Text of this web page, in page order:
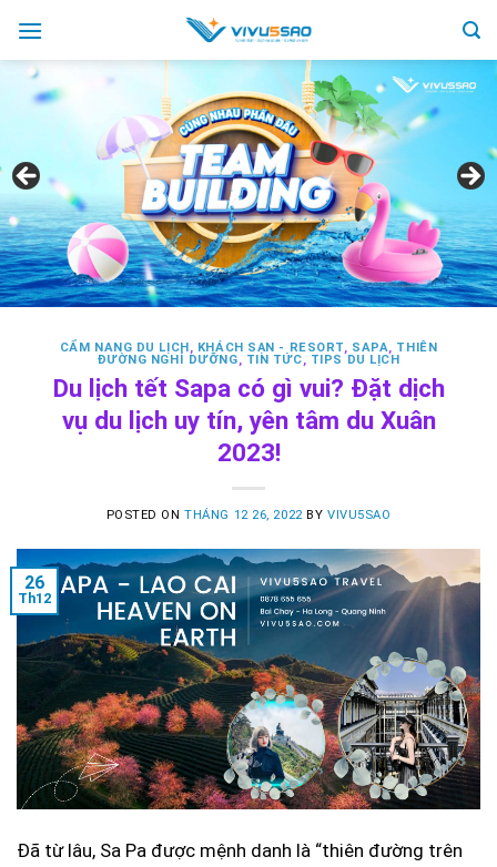
content
CẨM NANG DU LỊCH, KHÁCH SẠN - RESORT, SAPA, THIÊN
ĐƯỜNG NGHỈ DƯỠNG, TIN TỨC, TIPS DU LỊCH
Du lịch tết Sapa có gì vui? Đặt dịch
vụ du lịch uy tín, yên tâm du Xuân
2023!
POSTED ONTHÁNG 12 26, 2022 BY VIVU5SAO
26
Th12
Đã từ lâu, Sa Pa được mệnh danh là “thiên đường trên